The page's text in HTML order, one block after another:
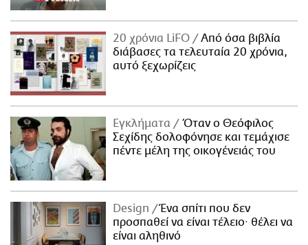
20 χρόνια LiFO
Από όσα βιβλία
διάβασες τα τελευταία 20 χρόνια,
αυτό ξεχωρίζεις
Εγκλήματα
Όταν ο Θεόφιλος
Σεχίδης δολοφόνησε και τεμάχισε
πέντε μέλη της οικογένειάς του
Design
Ένα σπίτι που δεν
προσπαθεί να είναι τέλειο· θέλει να
είναι αληθινό